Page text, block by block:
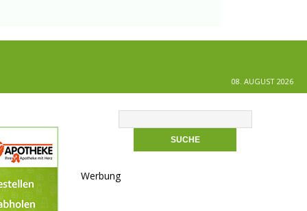
08. AUGUST 2026
Werbung